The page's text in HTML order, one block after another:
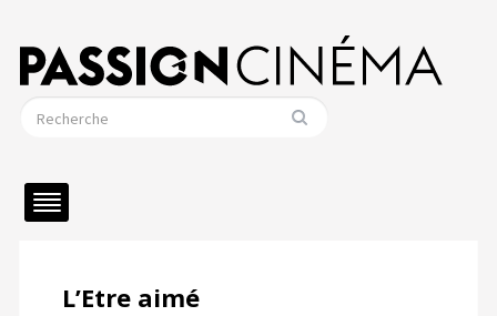
L’Etre aimé